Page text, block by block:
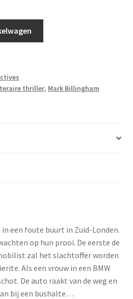
thriller, Mark Billingham
een foute buurt in Zuid-Londen.
op hun prooi. De eerste de
zal het slachtoffer worden
Als een vrouw in een BMW
De auto raakt van de weg en
bij een bushalte…